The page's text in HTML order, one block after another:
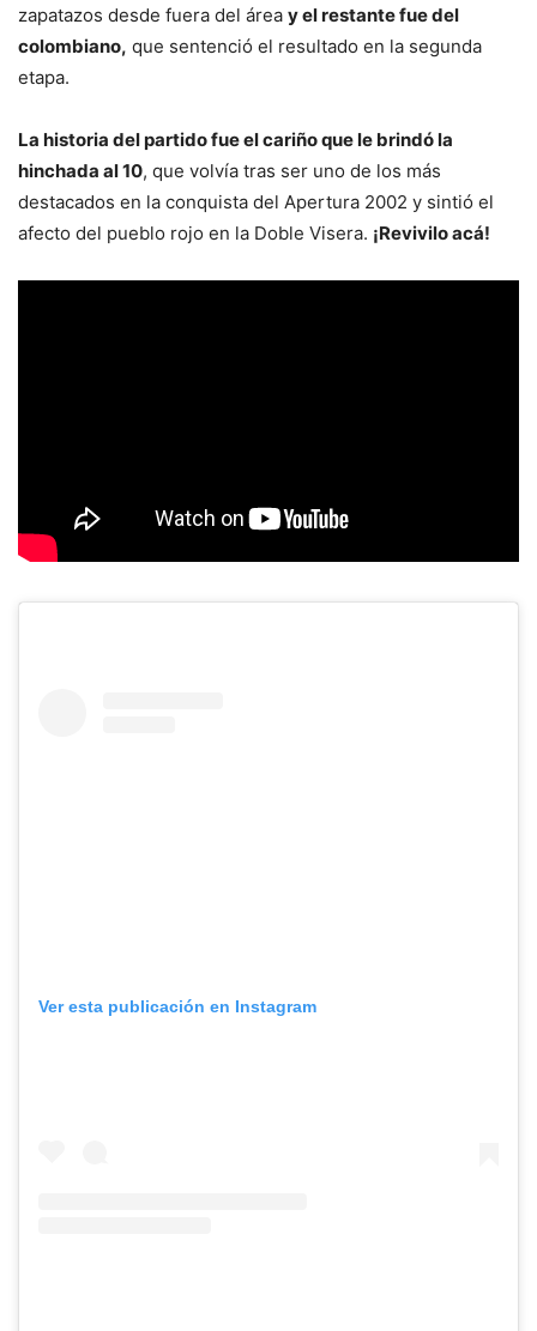
zapatazos desde fuera del área y el restante fue del
colombiano, que sentenció el resultado en la segunda
etapa.
La historia del partido fue el cariño que le brindó la
hinchada al 10, que volvía tras ser uno de los más
destacados en la conquista del Apertura 2002 y sintió el
afecto del pueblo rojo en la Doble Visera. ¡Revivilo acá!
Ver esta publicación en Instagram